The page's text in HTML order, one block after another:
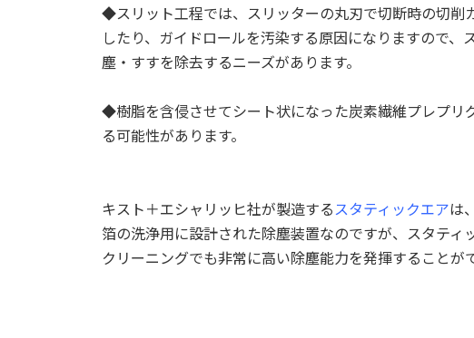
◆スリット工程では、スリッターの丸刃で切断時の切削
したり、ガイドロールを汚染する原因になりますので、
塵・すすを除去するニーズがあります。
◆樹脂を含侵させてシート状になった炭素繊維プレプリ
る可能性があります。
キスト＋エシャリッヒ社が製造するスタティックエアは、
箔の洗浄用に設計された除塵装置なのですが、スタテ
クリーニングでも非常に高い除塵能力を発揮することが